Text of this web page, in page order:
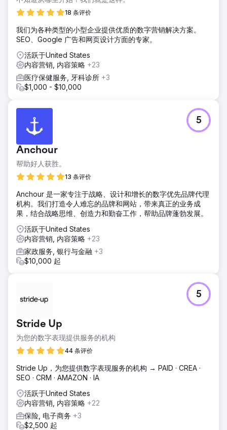
18 条评价
我们为各种类型的小型企业提供优质的数字营销解决方案。
SEO、Google 广告和网页设计方面的专家。
活跃于United States
内容营销, 内容策略 +23
医疗保健服务, 牙科诊所 +3
$1,000 - $10,000
Anchour
帮助好人获胜。
13 条评价
5
Anchour 是一家专注于战略、设计和增长的数字优先品牌代理
机构。我们打造令人难忘的品牌和网站，带来真正的业务成
果，结合战略思维、创造力和勤奋工作，帮助品牌蓬勃发展。
活跃于United States
内容营销, 内容策略 +23
家政服务, 银行与金融 +3
$10,000 起
Stride Up
为您的数字表现提供服务的机构
44 条评价
5
Stride Up，为您提供数字表现服务的机构 → PAID · CREA ·
SEO · CRM · AMAZON · IA
活跃于United States
内容营销, 内容策略 +22
保险, 电子商务 +3
$2,500 起